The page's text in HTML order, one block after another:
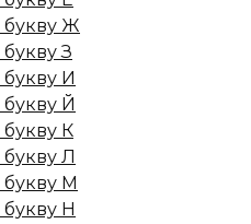
букву Ж
З
И
Й
К
Л
М
Н